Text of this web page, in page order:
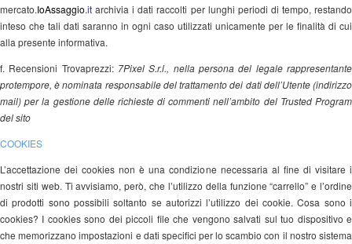
mercato.IoAssaggio.it archivia i dati raccolti per lunghi periodi di tempo, restando
inteso che tali dati saranno in ogni caso utilizzati unicamente per le finalità di cui
alla presente informativa.
f. Recensioni Trovaprezzi: 7Pixel S.r.l., nella persona del legale rappresentante
protempore, è nominata responsabile del trattamento dei dati dell’Utente (indirizzo
mail) per la gestione delle richieste di commenti nell’ambito del Trusted Program
del sito
COOKIES
L’accettazione dei cookies non è una condizione necessaria al fine di visitare i
nostri siti web. Ti avvisiamo, però, che l’utilizzo della funzione “carrello” e l’ordine
di prodotti sono possibili soltanto se autorizzi l’utilizzo dei cookie. Cosa sono i
cookies? I cookies sono dei piccoli file che vengono salvati sul tuo dispositivo e
che memorizzano impostazioni e dati specifici per lo scambio con il nostro sistema